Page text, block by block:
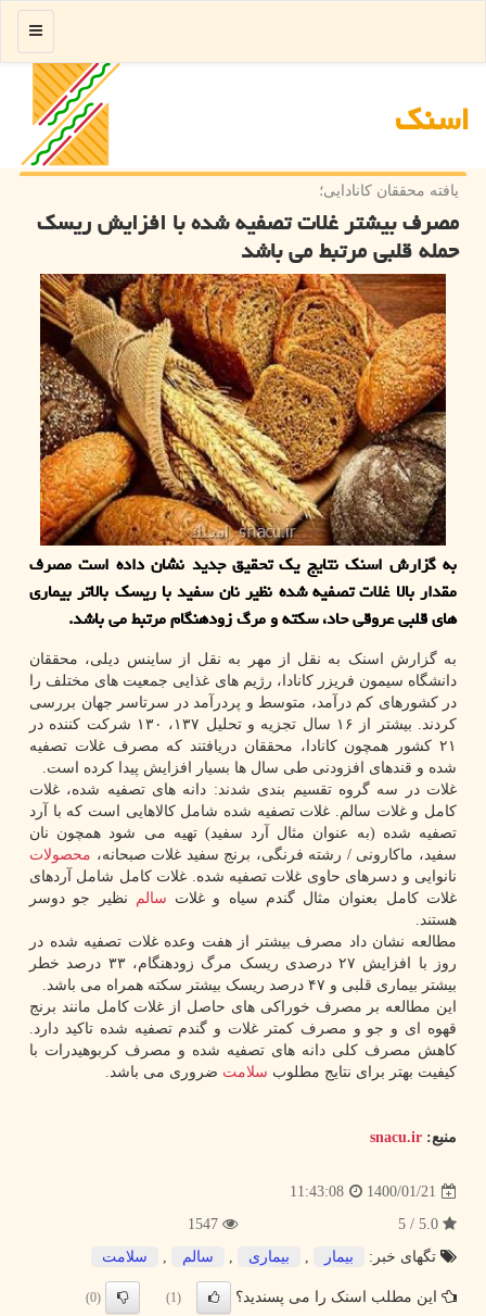
اسنك
منو
یافته محققان كانادایی؛
مصرف بیشتر غلات تصفیه شده با افزایش ریسك
حمله قلبی مرتبط می باشد
به گزارش اسنک نتایج یک تحقیق جدید نشان داده است مصرف
مقدار بالا غلات تصفیه شده نظیر نان سفید با ریسک بالاتر بیماری
های قلبی عروقی حاد، سکته و مرگ زودهنگام مرتبط می باشد.
به گزارش اسنک به نقل از مهر به نقل از ساینس دیلی، محققان
دانشگاه سیمون فریزر کانادا، رژیم های غذایی جمعیت های مختلف را
در کشورهای کم درآمد، متوسط و پردرآمد در سرتاسر جهان بررسی
کردند. بیشتر از ۱۶ سال تجزیه و تحلیل ۱۳۷، ۱۳۰ شرکت کننده در
۲۱ کشور همچون کانادا، محققان دریافتند که مصرف غلات تصفیه
شده و قندهای افزودنی طی سال ها بسیار افزایش پیدا کرده است.
غلات در سه گروه تقسیم بندی شدند: دانه های تصفیه شده، غلات
کامل و غلات سالم. غلات تصفیه شده شامل کالاهایی است که با آرد
تصفیه شده (به عنوان مثال آرد سفید) تهیه می شود همچون نان
سفید، ماکارونی / رشته فرنگی، برنج سفید غلات صبحانه، محصولات
نانوایی و دسرهای حاوی غلات تصفیه شده. غلات کامل شامل آردهای
غلات کامل بعنوان مثال گندم سیاه و غلات سالم
نظیر جو دوسر
هستند.
مطالعه نشان داد مصرف بیشتر از هفت وعده غلات تصفیه شده در
روز با افزایش ۲۷ درصدی ریسک مرگ زودهنگام، ۳۳ درصد خطر
بیشتر بیماری قلبی و ۴۷ درصد ریسک بیشتر سکته همراه می باشد.
این مطالعه بر مصرف خوراکی های حاصل از غلات کامل مانند برنج
قهوه ای و جو و مصرف کمتر غلات و گندم تصفیه شده تاکید دارد.
کاهش مصرف کلی دانه های تصفیه شده و مصرف کربوهیدرات با
کیفیت بهتر برای نتایج مطلوب سلامت ضروری می باشد.
منبع: snacu.ir
1400/01/21
11:43:08
تگهای خبر:
بیمار , بیماری , سالم , سلامت
این مطلب اسنک را می پسندید؟ (1)
(0)